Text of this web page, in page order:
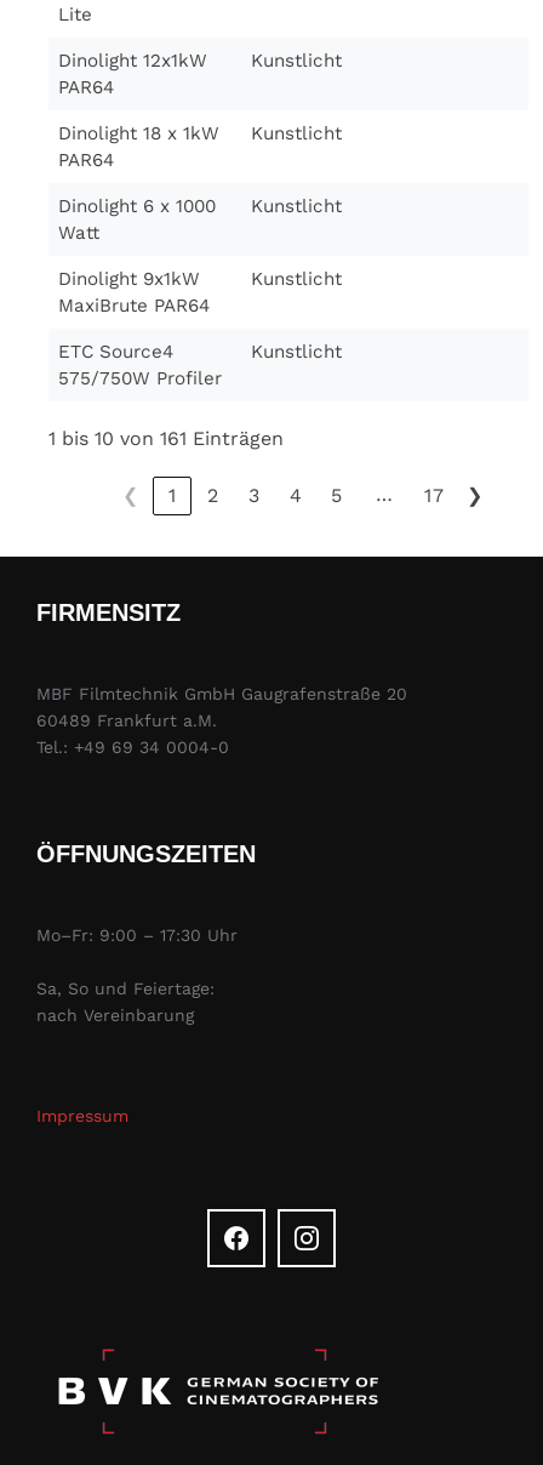
Lite
Dinolight 12x1kW
PAR64
Kunstlicht
Dinolight 18 x 1kW
PAR64
Kunstlicht
Dinolight 6 x 1000
Watt
Kunstlicht
Dinolight 9x1kW
MaxiBrute PAR64
Kunstlicht
ETC Source4
575/750W Profiler
Kunstlicht
1 bis 10 von 161 Einträgen
❮ 1 2 3 4 5 … 17 ❯
FIRMENSITZ
MBF Filmtechnik GmbH Gaugrafenstraße 20
60489 Frankfurt a.M.
Tel.: +49 69 34 0004-0
ÖFFNUNGSZEITEN
Mo–Fr: 9:00 – 17:30 Uhr
Sa, So und Feiertage:
nach Vereinbarung
Impressum